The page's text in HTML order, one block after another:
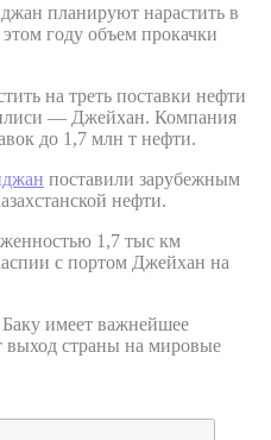
планируют нарастить в
году объем прокачки
на треть поставки нефти
— Джейхан. Компания
до 1,7 млн т нефти.
поставили зарубежным
нефти.
1,7 тыс км
с портом Джейхан на
Баку имеет важнейшее
выход страны на мировые